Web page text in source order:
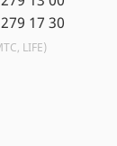
17 30
LIFE)